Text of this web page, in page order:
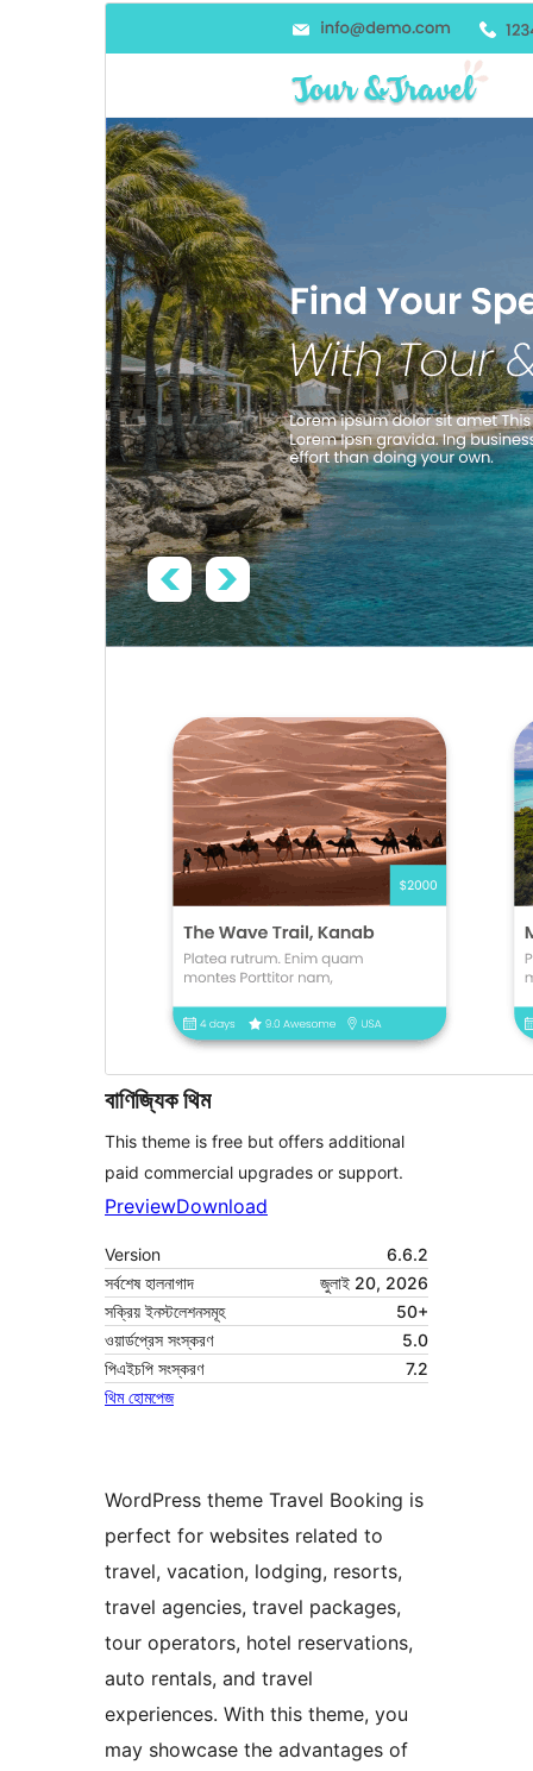
বাণিজ্যিক থিম
This theme is free but offers additional
paid commercial upgrades or support.
PreviewDownload
Version
6.6.2
সর্বশেষ হালনাগাদ
জুলাই 20, 2026
সক্রিয় ইনস্টলেশনসমূহ
50+
ওয়ার্ডপ্রেস সংস্করণ
5.0
পিএইচপি সংস্করণ
7.2
থিম হোমপেজ
WordPress theme Travel Booking is
perfect for websites related to
travel, vacation, lodging, resorts,
travel agencies, travel packages,
tour operators, hotel reservations,
auto rentals, and travel
experiences. With this theme, you
may showcase the advantages of